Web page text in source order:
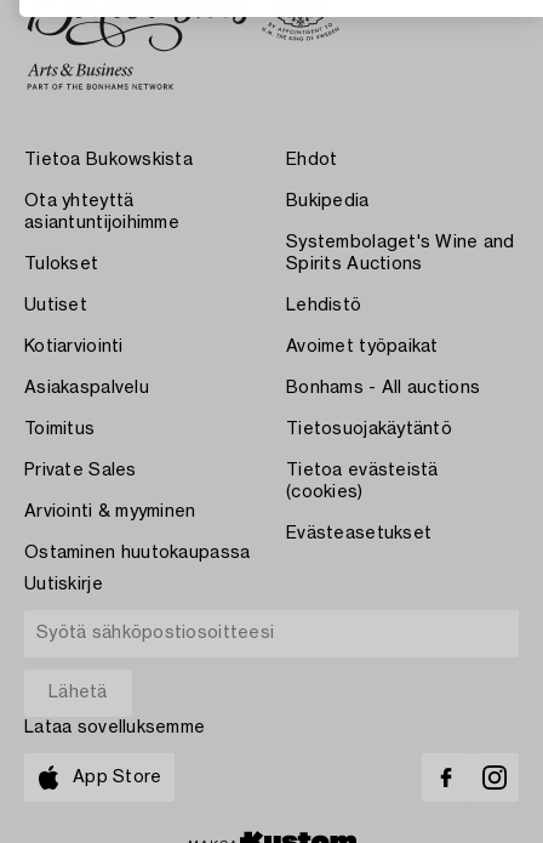
Tietoa Bukowskista
Ota yhteyttä
asiantuntijoihimme
Tulokset
Uutiset
Kotiarviointi
Asiakaspalvelu
Toimitus
Private Sales
Arviointi & myyminen
Ostaminen huutokaupassa
Ehdot
Bukipedia
Systembolaget's Wine and
Spirits Auctions
Lehdistö
Avoimet työpaikat
Bonhams - All auctions
Tietosuojakäytäntö
Tietoa evästeistä
(cookies)
Evästeasetukset
Uutiskirje
Lataa sovelluksemme
App Store